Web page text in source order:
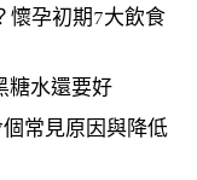
懷孕初期7大飲食
糖水還要好
常見原因與降低